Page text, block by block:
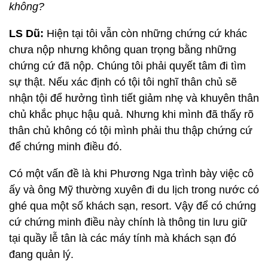
không?
LS Dũ: Hiện tại tôi vẫn còn những chứng cứ khác
chưa nộp nhưng không quan trọng bằng những
chứng cứ đã nộp. Chúng tôi phải quyết tâm đi tìm
sự thật. Nếu xác định có tội tôi nghĩ thân chủ sẽ
nhận tội để hưởng tình tiết giảm nhẹ và khuyên thân
chủ khắc phục hậu quả. Nhưng khi mình đã thấy rõ
thân chủ không có tội mình phải thu thập chứng cứ
để chứng minh điều đó.
Có một vấn đề là khi Phương Nga trình bày việc cô
ấy và ông Mỹ thường xuyên đi du lịch trong nước có
ghé qua một số khách sạn, resort. Vậy để có chứng
cứ chứng minh điều này chính là thông tin lưu giữ
tại quầy lễ tân là các máy tính mà khách sạn đó
đang quản lý.